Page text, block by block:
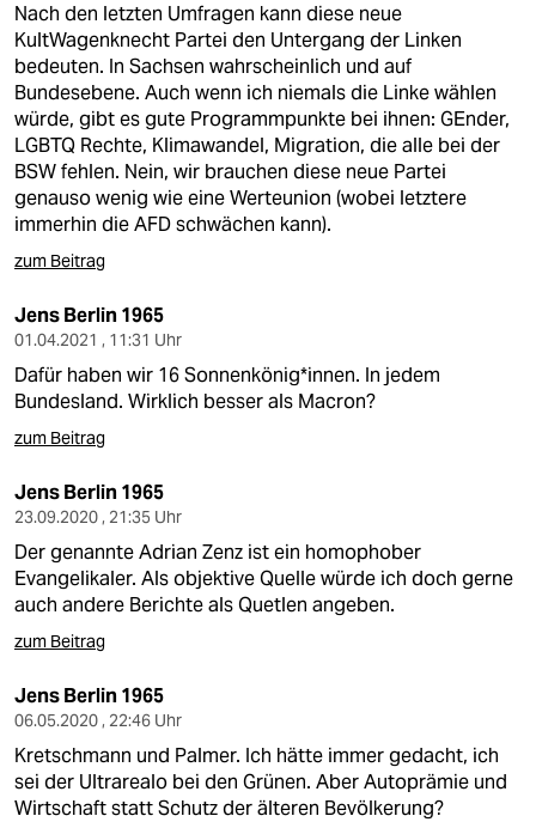
berlin
nord
wahrheit
verlag
verlag
shop
fragen & hilfe
genossenschaft
epaper login
Nach den letzten Umfragen kann diese neue
KultWagenknecht Partei den Untergang der Linken
bedeuten. In Sachsen wahrscheinlich und auf
Bundesebene. Auch wenn ich niemals die Linke wählen
würde, gibt es gute Programmpunkte bei ihnen: GEnder,
LGBTQ Rechte, Klimawandel, Migration, die alle bei der
BSW fehlen. Nein, wir brauchen diese neue Partei
genauso wenig wie eine Werteunion (wobei letztere
immerhin die AFD schwächen kann).
zum Beitrag
Jens Berlin 1965
01.04.2021 , 11:31 Uhr
Dafür haben wir 16 Sonnenkönig*innen. In jedem
Bundesland. Wirklich besser als Macron?
zum Beitrag
Jens Berlin 1965
23.09.2020 , 21:35 Uhr
Der genannte Adrian Zenz ist ein homophober
Evangelikaler. Als objektive Quelle würde ich doch gerne
auch andere Berichte als Quetlen angeben.
zum Beitrag
Jens Berlin 1965
06.05.2020 , 22:46 Uhr
Kretschmann und Palmer. Ich hätte immer gedacht, ich
sei der Ultrarealo bei den Grünen. Aber Autoprämie und
Wirtschaft statt Schutz der älteren Bevölkerung?